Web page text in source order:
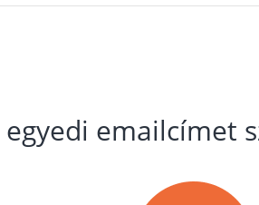
emailcímet